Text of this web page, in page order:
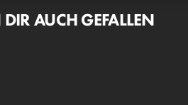
AUCH GEFALLEN